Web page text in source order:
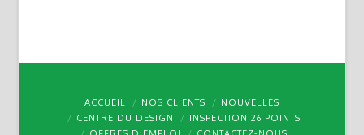
ACCUEIL NOS CLIENTS
NOUVELLES
CENTRE DU DESIGN
INSPECTION 26 POINTS